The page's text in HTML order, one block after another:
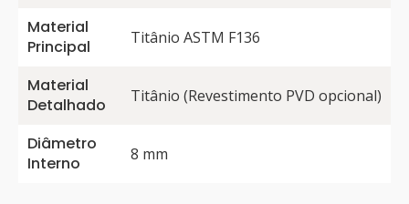
Material
Principal
Titânio ASTM F136
Material
Detalhado
Titânio (Revestimento PVD opcional)
Diâmetro
Interno
8 mm